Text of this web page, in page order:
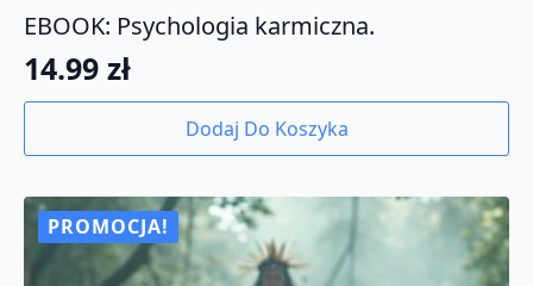
EBOOK: Psychologia karmiczna.
14.99 zł
Dodaj Do Koszyka
PROMOCJA!